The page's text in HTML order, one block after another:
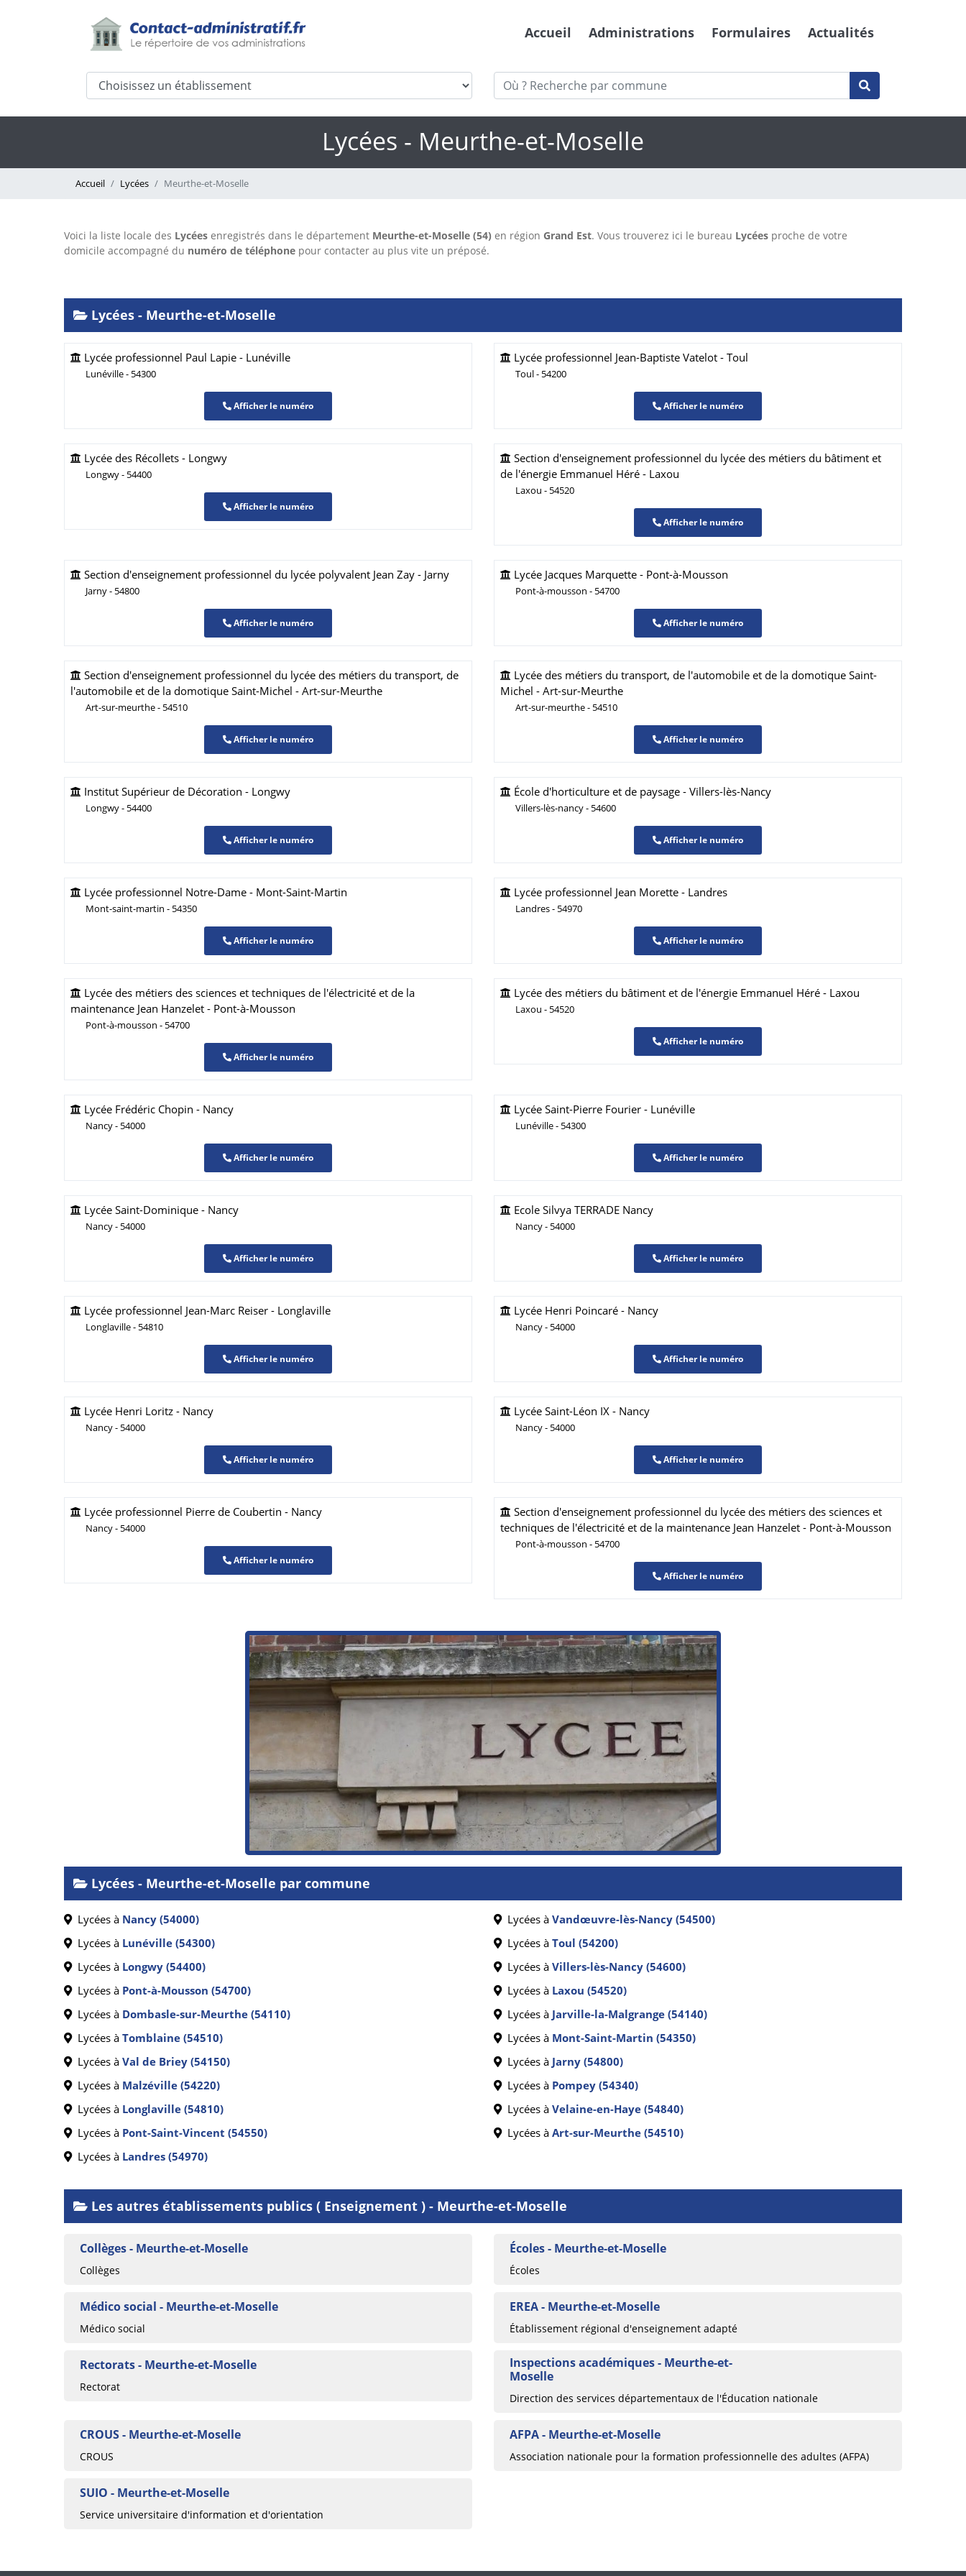
Accueil Administrations Formulaires Actualités
Lycées - Meurthe-et-Moselle
Accueil Lycées Meurthe-et-Moselle
Voici la liste locale des Lycées enregistrés dans le département Meurthe-et-Moselle (54) en région Grand Est. Vous trouverez ici le bureau Lycées proche de votre
domicile accompagné du numéro de téléphone pour contacter au plus vite un préposé.
Lycées - Meurthe-et-Moselle
Lycée professionnel Paul Lapie - Lunéville
Lunéville - 54300
Afficher le numéro
Lycée professionnel Jean-Baptiste Vatelot - Toul
Toul - 54200
Afficher le numéro
Lycée des Récollets - Longwy
Longwy - 54400
Afficher le numéro
Section d'enseignement professionnel du lycée des métiers du bâtiment et
de l'énergie Emmanuel Héré - Laxou
Laxou - 54520
Afficher le numéro
Section d'enseignement professionnel du lycée polyvalent Jean Zay - Jarny
Jarny - 54800
Afficher le numéro
Lycée Jacques Marquette - Pont-à-Mousson
Pont-à-mousson - 54700
Afficher le numéro
Section d'enseignement professionnel du lycée des métiers du transport, de
l'automobile et de la domotique Saint-Michel - Art-sur-Meurthe
Art-sur-meurthe - 54510
Afficher le numéro
Lycée des métiers du transport, de l'automobile et de la domotique Saint-
Michel - Art-sur-Meurthe
Art-sur-meurthe - 54510
Afficher le numéro
Institut Supérieur de Décoration - Longwy
Longwy - 54400
Afficher le numéro
École d'horticulture et de paysage - Villers-lès-Nancy
Villers-lès-nancy - 54600
Afficher le numéro
Lycée professionnel Notre-Dame - Mont-Saint-Martin
Mont-saint-martin - 54350
Afficher le numéro
Lycée professionnel Jean Morette - Landres
Landres - 54970
Afficher le numéro
Lycée des métiers des sciences et techniques de l'électricité et de la
maintenance Jean Hanzelet - Pont-à-Mousson
Pont-à-mousson - 54700
Afficher le numéro
Lycée des métiers du bâtiment et de l'énergie Emmanuel Héré - Laxou
Laxou - 54520
Afficher le numéro
Lycée Frédéric Chopin - Nancy
Nancy - 54000
Afficher le numéro
Lycée Saint-Pierre Fourier - Lunéville
Lunéville - 54300
Afficher le numéro
Lycée Saint-Dominique - Nancy
Nancy - 54000
Afficher le numéro
Ecole Silvya TERRADE Nancy
Nancy - 54000
Afficher le numéro
Lycée professionnel Jean-Marc Reiser - Longlaville
Longlaville - 54810
Afficher le numéro
Lycée Henri Poincaré - Nancy
Nancy - 54000
Afficher le numéro
Lycée Henri Loritz - Nancy
Nancy - 54000
Afficher le numéro
Lycée Saint-Léon IX - Nancy
Nancy - 54000
Afficher le numéro
Lycée professionnel Pierre de Coubertin - Nancy
Nancy - 54000
Afficher le numéro
Section d'enseignement professionnel du lycée des métiers des sciences et
techniques de l'électricité et de la maintenance Jean Hanzelet - Pont-à-Mousson
Pont-à-mousson - 54700
Afficher le numéro
Lycées - Meurthe-et-Moselle par commune
Lycées à Nancy (54000) Lycées à Vandœuvre-lès-Nancy (54500)
Lycées à Lunéville (54300) Lycées à Toul (54200)
Lycées à Longwy (54400) Lycées à Villers-lès-Nancy (54600)
Lycées à Pont-à-Mousson (54700) Lycées à Laxou (54520)
Lycées à Dombasle-sur-Meurthe (54110) Lycées à Jarville-la-Malgrange (54140)
Lycées à Tomblaine (54510) Lycées à Mont-Saint-Martin (54350)
Lycées à Val de Briey (54150) Lycées à Jarny (54800)
Lycées à Malzéville (54220) Lycées à Pompey (54340)
Lycées à Longlaville (54810) Lycées à Velaine-en-Haye (54840)
Lycées à Pont-Saint-Vincent (54550) Lycées à Art-sur-Meurthe (54510)
Lycées à Landres (54970)
Les autres établissements publics ( Enseignement ) - Meurthe-et-Moselle
Collèges - Meurthe-et-Moselle
Collèges
Écoles - Meurthe-et-Moselle
Écoles
Médico social - Meurthe-et-Moselle
Médico social
EREA - Meurthe-et-Moselle
Établissement régional d'enseignement adapté
Rectorats - Meurthe-et-Moselle
Rectorat
Inspections académiques - Meurthe-et-
Moselle
Direction des services départementaux de l'Éducation nationale
CROUS - Meurthe-et-Moselle
CROUS
AFPA - Meurthe-et-Moselle
Association nationale pour la formation professionnelle des adultes (AFPA)
SUIO - Meurthe-et-Moselle
Service universitaire d'information et d'orientation